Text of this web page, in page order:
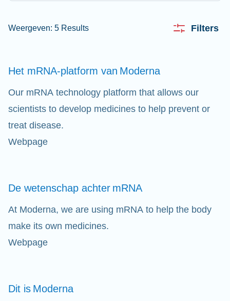
Weergeven: 5 Results Filters
Het mRNA-platform van Moderna
Our mRNA technology platform that allows our
scientists to develop medicines to help prevent or
treat disease.
Webpage
De wetenschap achter mRNA
At Moderna, we are using mRNA to help the body
make its own medicines.
Webpage
Dit is Moderna